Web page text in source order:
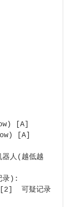
[A]
[A]
人(越低越
录):
可疑记录